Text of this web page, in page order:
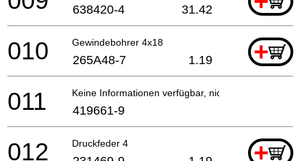
638420-4 31.42
Gewindebohrer 4x18 +
010 265A48-7 1.19
Keine Informationen verfügbar, nicht bestellbar
011 419661-9
Druckfeder 4 +
012